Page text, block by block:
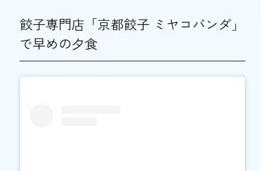
餃子専門店「京都餃子 ミヤコパンダ」
で早めの夕食